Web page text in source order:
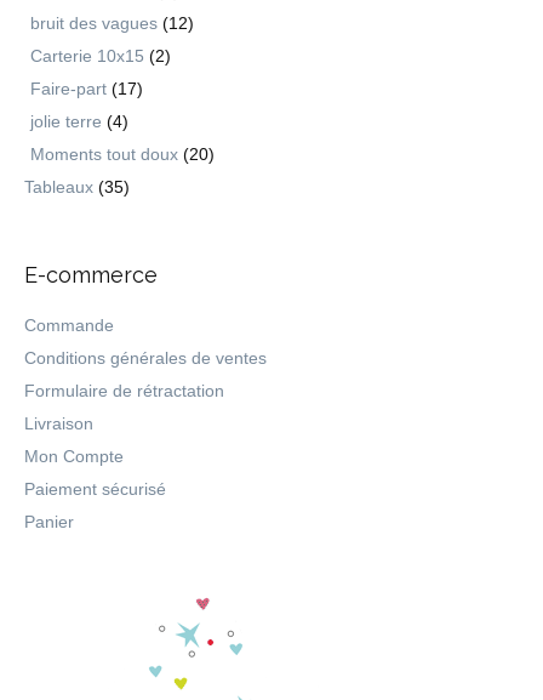
bruit des vagues (12)
Carterie 10x15 (2)
Faire-part (17)
jolie terre (4)
Moments tout doux (20)
Tableaux (35)
E-commerce
Commande
Conditions générales de ventes
Formulaire de rétractation
Livraison
Mon Compte
Paiement sécurisé
Panier